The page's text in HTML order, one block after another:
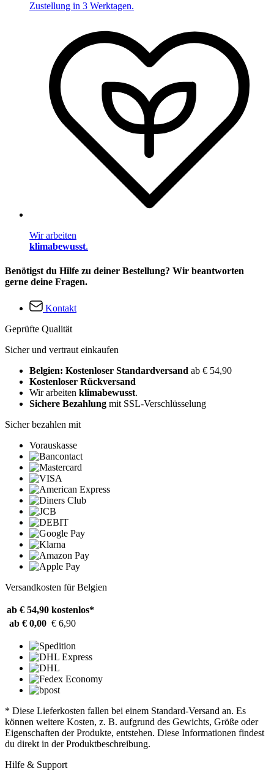
Zustellung in 3 Werktagen.
Wir arbeiten
klimabewusst.
Benötigst du Hilfe zu deiner Bestellung? Wir beantworten
gerne deine Fragen.
Kontakt
Geprüfte Qualität
Sicher und vertraut einkaufen
Belgien: Kostenloser Standardversand ab € 54,90
Kostenloser Rückversand
Wir arbeiten klimabewusst.
Sichere Bezahlung mit SSL-Verschlüsselung
Sicher bezahlen mit
Vorauskasse
Versandkosten für Belgien
ab € 54,90 kostenlos*
ab € 0,00 € 6,90
* Diese Lieferkosten fallen bei einem Standard-Versand an. Es
können weitere Kosten, z. B. aufgrund des Gewichts, Größe oder
Eigenschaften der Produkte, entstehen. Diese Informationen findest
du direkt in der Produktbeschreibung.
Hilfe & Support